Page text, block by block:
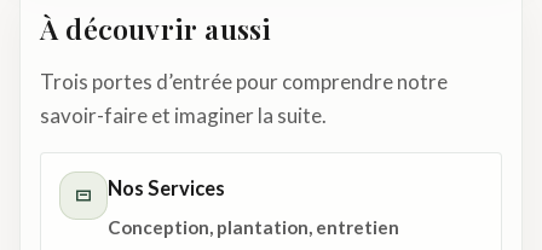
À découvrir aussi
Trois portes d’entrée pour comprendre notre
savoir-faire et imaginer la suite.
Nos Services
Conception, plantation, entretien